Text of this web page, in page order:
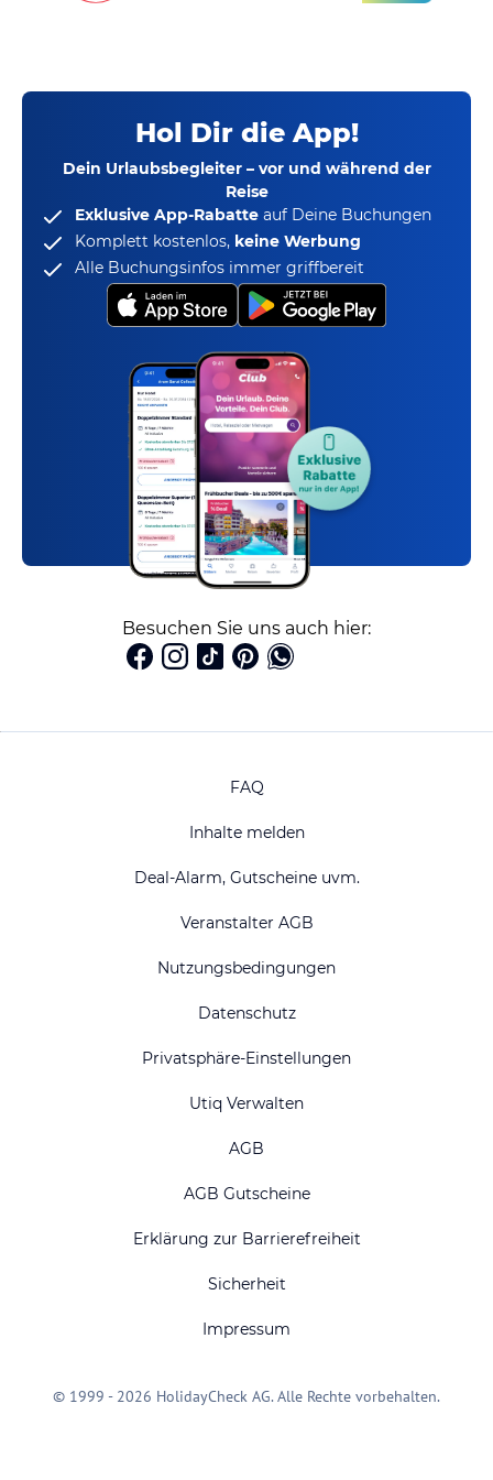
Hol Dir die App!
Dein Urlaubsbegleiter – vor und während der
Reise
Exklusive App-Rabatte auf Deine Buchungen
Komplett kostenlos, keine Werbung
Alle Buchungsinfos immer griffbereit
Besuchen Sie uns auch hier:
FAQ
Inhalte melden
Deal-Alarm, Gutscheine uvm.
Veranstalter AGB
Nutzungsbedingungen
Datenschutz
Privatsphäre-Einstellungen
Utiq Verwalten
AGB
AGB Gutscheine
Erklärung zur Barrierefreiheit
Sicherheit
Impressum
© 1999 - 2026 HolidayCheck AG. Alle Rechte vorbehalten.